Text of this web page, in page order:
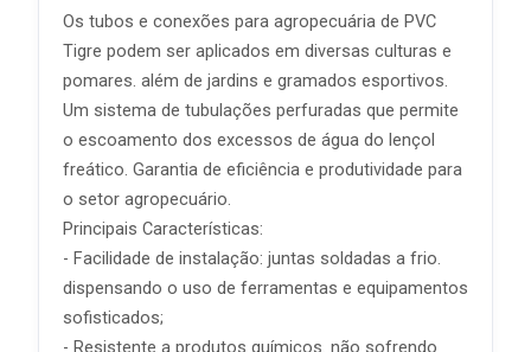
Os tubos e conexões para agropecuária de PVC
Tigre podem ser aplicados em diversas culturas e
pomares. além de jardins e gramados esportivos.
Um sistema de tubulações perfuradas que permite
o escoamento dos excessos de água do lençol
freático. Garantia de eficiência e produtividade para
o setor agropecuário.
Principais Características:
- Facilidade de instalação: juntas soldadas a frio.
dispensando o uso de ferramentas e equipamentos
sofisticados;
- Resistente a produtos químicos. não sofrendo